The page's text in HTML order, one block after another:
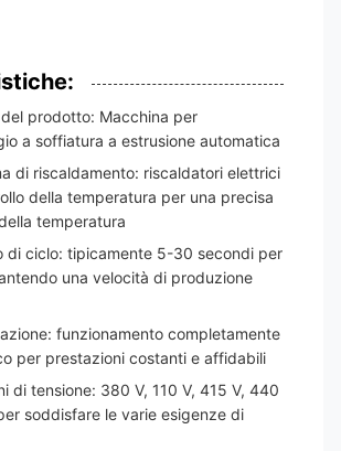
prodotto: Macchina per
a soffiatura a estrusione automatica
di riscaldamento: riscaldatori elettrici
della temperatura per una precisa
temperatura
di ciclo: tipicamente 5-30 secondi per
una velocità di produzione
funzionamento completamente
per prestazioni costanti e affidabili
di tensione: 380 V, 110 V, 415 V, 440
soddisfare le varie esigenze di